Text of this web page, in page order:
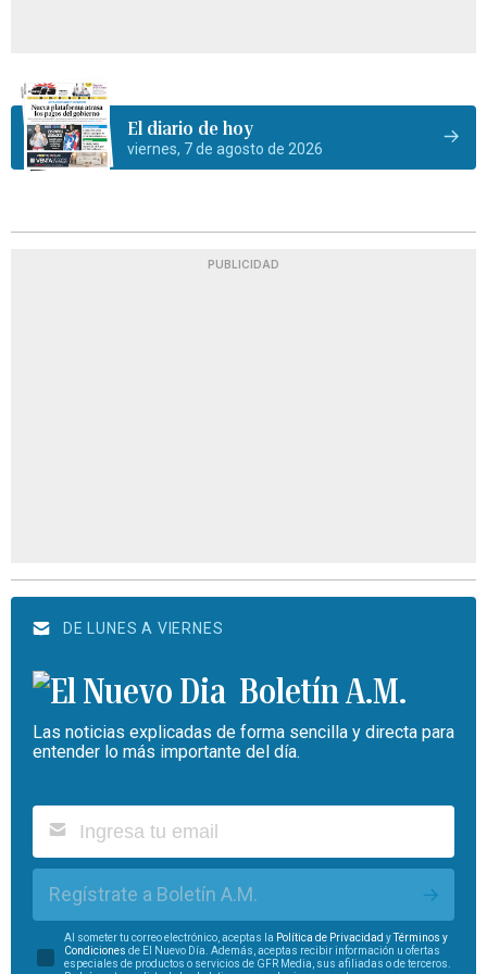
El diario de hoy
viernes, 7 de agosto de 2026
PUBLICIDAD
DE LUNES A VIERNES
Boletín A.M.
Las noticias explicadas de forma sencilla y directa para
entender lo más importante del día.
Regístrate a Boletín A.M.
Al someter tu correo electrónico, aceptas la Política de Privacidad y
Términos y
Condiciones de El Nuevo Día. Además, aceptas recibir información u ofertas
especiales de productos o servicios de GFR Media, sus afiliadas o de terceros.